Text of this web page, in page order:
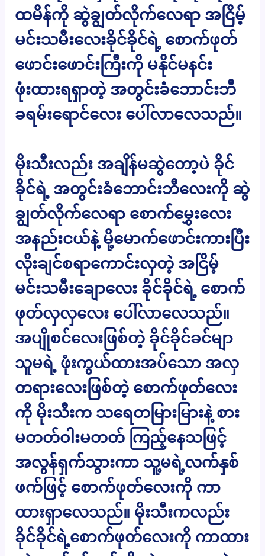
ထမိန်ကို ဆွဲချွတ်လိုက်လေရာ အငြိမ့်
မင်းသမီးလေးခိုင်ခိုင်ရဲ့ စောက်ဖုတ်
ဖောင်းဖောင်းကြီးကို မနိုင်မနင်း
ဖုံးထားရရှာတဲ့ အတွင်းခံဘောင်းဘီ
ခရမ်းရောင်လေး ပေါ်လာလေသည်။
မိုးသီးလည်း အချိန်မဆွဲတော့ပဲ ခိုင်
ခိုင်ရဲ့ အတွင်းခံဘောင်းဘီလေးကို ဆွဲ
ချွတ်လိုက်လေရာ စောက်မွှေးလေး
အနည်းငယ်နဲ့ မို့မောက်ဖောင်းကားပြီး
လိုးချင်စရာကောင်းလှတဲ့ အငြိမ့်
မင်းသမီးချောလေး ခိုင်ခိုင်ရဲ့ စောက်
ဖုတ်လှလှလေး ပေါ်လာလေသည်။
အပျိုစင်လေးဖြစ်တဲ့ ခိုင်ခိုင်ခင်မျာ
သူမရဲ့ ဖုံးကွယ်ထားအပ်သော အလှ
တရားလေးဖြစ်တဲ့ စောက်ဖုတ်လေး
ကို မိုးသီးက သရေတမြားမြားနဲ့ စား
မတတ်ဝါးမတတ် ကြည့်နေသဖြင့်
အလွန်ရှက်သွားကာ သူ့မရဲ့လက်နှစ်
ဖက်ဖြင့် စောက်ဖုတ်လေးကို ကာ
ထားရှာလေသည်။ မိုးသီးကလည်း
ခိုင်ခိုင်ရဲ့စောက်ဖုတ်လေးကို ကာထား